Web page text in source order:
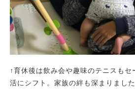
↑育休後は飲み会や趣味のテニスもセ
活にシフト。家族の絆も深まりました